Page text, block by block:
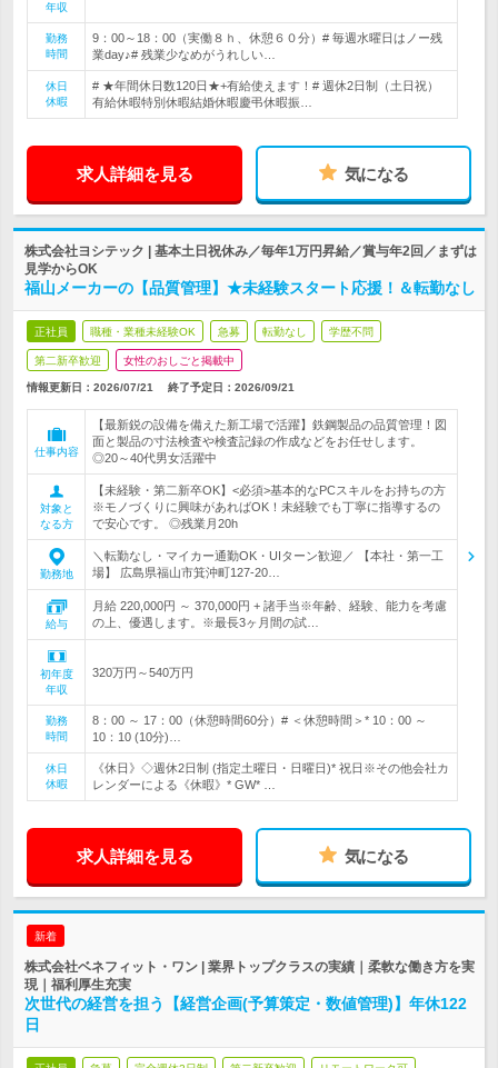
年収
勤務
時間
9：00～18：00（実働８ｈ、休憩６０分）# 毎週水曜日はノー残
業day♪# 残業少なめがうれしい…
休日
休暇
# ★年間休日数120日★+有給使えます！# 週休2日制（土日祝）
有給休暇特別休暇結婚休暇慶弔休暇振…
求人詳細を見る 気になる
株式会社ヨシテック | 基本土日祝休み／毎年1万円昇給／賞与年2回／まずは
見学からOK
福山メーカーの【品質管理】★未経験スタート応援！＆転勤なし
正社員 職種・業種未経験OK 急募 転勤なし 学歴不問
第二新卒歓迎 女性のおしごと掲載中
情報更新日：2026/07/21 終了予定日： 2026/09/21
仕事内容
【最新鋭の設備を備えた新工場で活躍】鉄鋼製品の品質管理！図
面と製品の寸法検査や検査記録の作成などをお任せします。
◎20～40代男女活躍中
対象と
なる方
【未経験・第二新卒OK】<必須>基本的なPCスキルをお持ちの方
※モノづくりに興味があればOK！未経験でも丁寧に指導するの
で安心です。 ◎残業月20h
勤務地
＼転勤なし・マイカー通勤OK・UIターン歓迎／ 【本社・第一工
場】 広島県福山市箕沖町127-20…
給与
月給 220,000円 ～ 370,000円 + 諸手当※年齢、経験、能力を考慮
の上、優遇します。※最長3ヶ月間の試…
初年度
年収
320万円～540万円
勤務
時間
8：00 ～ 17：00（休憩時間60分）# ＜休憩時間＞* 10：00 ～
10：10 (10分)…
休日
休暇
《休日》◇週休2日制 (指定土曜日・日曜日)* 祝日※その他会社カ
レンダーによる《休暇》* GW* …
求人詳細を見る 気になる
新着
株式会社ベネフィット・ワン | 業界トップクラスの実績｜柔軟な働き方を実
現｜福利厚生充実
次世代の経営を担う【経営企画(予算策定・数値管理)】年休122
日